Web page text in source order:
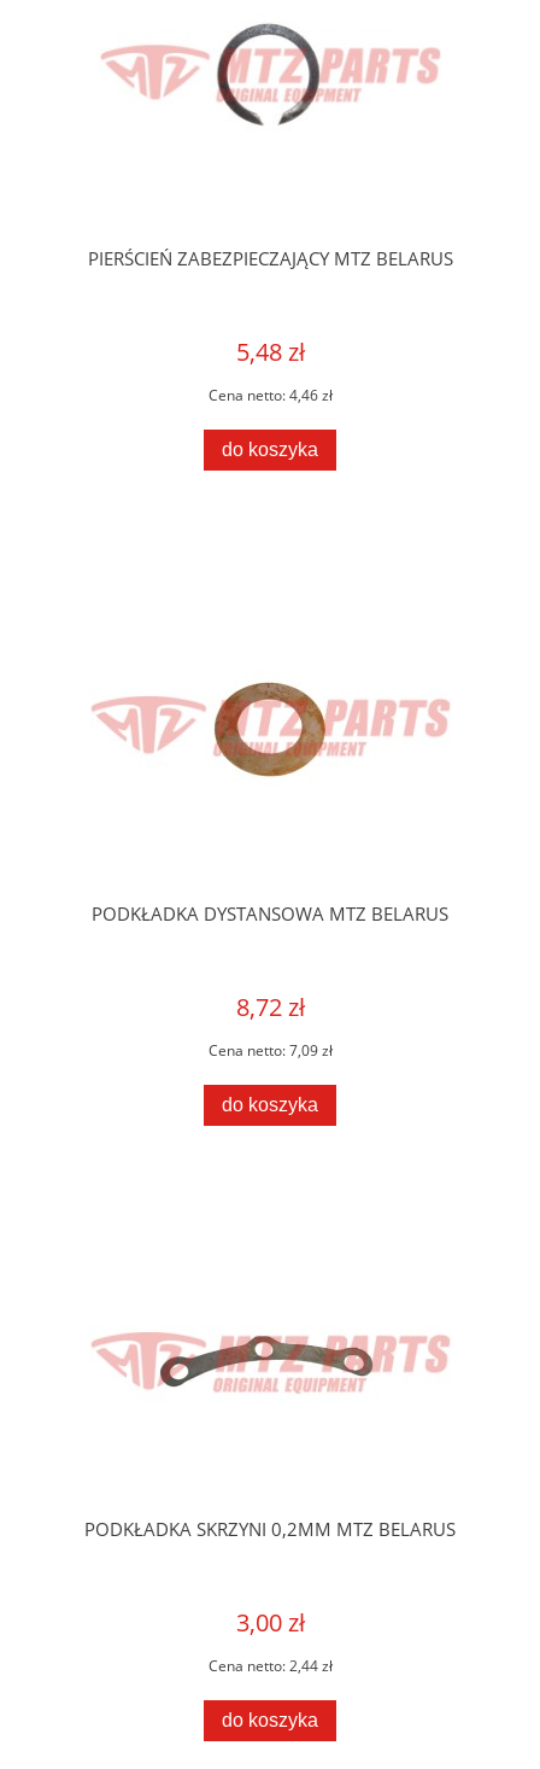
PIERŚCIEŃ ZABEZPIECZAJĄCY MTZ BELARUS
5,48 zł
Cena netto:4,46 zł
do koszyka
PODKŁADKA DYSTANSOWA MTZ BELARUS
8,72 zł
Cena netto:7,09 zł
do koszyka
PODKŁADKA SKRZYNI 0,2MM MTZ BELARUS
3,00 zł
Cena netto:2,44 zł
do koszyka